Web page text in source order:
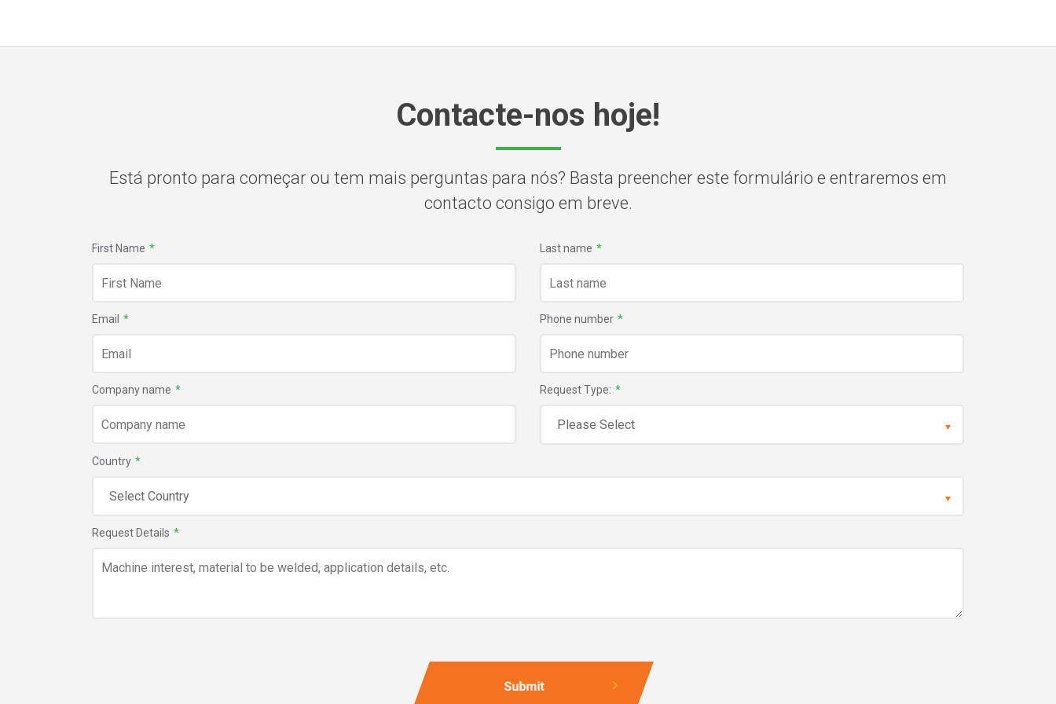
Contacte-nos hoje!
Está pronto para começar ou tem mais perguntas para nós? Basta preencher este formulário e entraremos em
contacto consigo em breve.
First Name * Last name *
Email * Phone number *
Company name * Request Type: *
Country *
Request Details *